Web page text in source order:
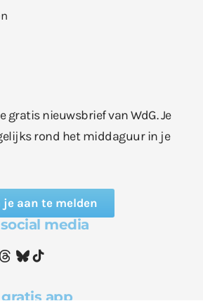
gratis nieuwsbrief van WdG. Je
rond het middaguur in je
aan te melden
media
app